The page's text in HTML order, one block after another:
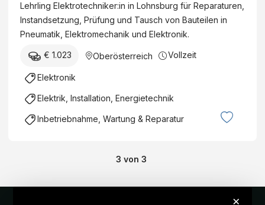
Lehrling Elektrotechniker:in in Lohnsburg für Reparaturen,
Instandsetzung, Prüfung und Tausch von Bauteilen in
Pneumatik, Elektromechanik und Elektronik.
€ 1.023 Oberösterreich Vollzeit
Elektronik
Elektrik, Installation, Energietechnik
Inbetriebnahme, Wartung & Reparatur
3 von 3
×